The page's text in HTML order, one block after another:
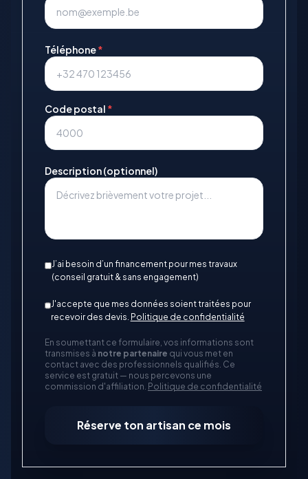
Téléphone*
Code postal *
Description (optionnel)
J’ai besoin d’un financement pour mes travaux
(conseil gratuit & sans engagement)
J'accepte que mes données soient traitées pour
recevoir des devis. Politique de confidentialité
En soumettant ce formulaire, vos informations sont
transmises à notre partenaire qui vous met en
contact avec des professionnels qualifiés. Ce
service est gratuit — nous percevons une
commission d'affiliation. Politique de confidentialité
Réserve ton artisan ce mois